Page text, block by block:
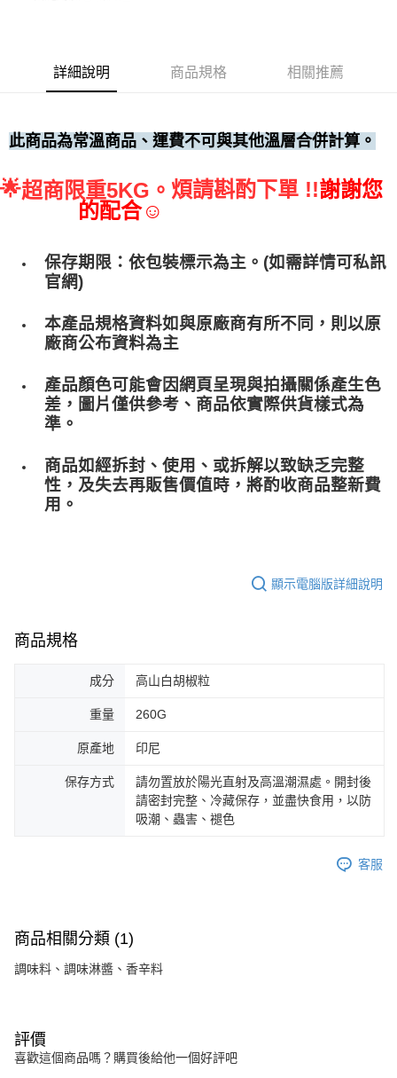
詳細說明 商品規格 相關推薦
此商品為常溫商品、運費不可與其他溫層合併計算。
🌟超商限重5KG。 煩請斟酌下單 !!謝謝您
的配合☺
保存期限：依包裝標示為主。(如需詳情可私訊
官網)
本產品規格資料如與原廠商有所不同，則以原
廠商公布資料為主
產品顏色可能會因網頁呈現與拍攝關係產生色
差，圖片僅供參考、商品依實際供貨樣式為
準。
商品如經拆封、使用、或拆解以致缺乏完整
性，及失去再販售價值時，將酌收商品整﻿新費
用。
顯示電腦版詳細說明
商品規格
成分 高山白胡椒粒
重量 260G
原產地 印尼
保存方式
請勿置放於陽光直射及高溫潮濕處。開封後
請密封完整、冷藏保存，並盡快食用，以防
吸潮、蟲害、褪色
客服
商品相關分類 (1)
調味料、調味淋醬、香辛料
評價
喜歡這個商品嗎？購買後給他一個好評吧